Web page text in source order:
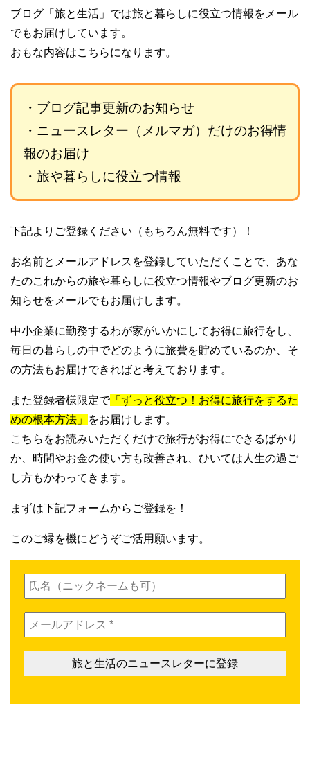
ブログ「旅と生活」では旅と暮らしに役立つ情報をメール
でもお届けしています。
おもな内容はこちらになります。
・ブログ記事更新のお知らせ
・ニュースレター（メルマガ）だけのお得情
報のお届け
・旅や暮らしに役立つ情報
下記よりご登録ください（もちろん無料です）！
お名前とメールアドレスを登録していただくことで、あな
たのこれからの旅や暮らしに役立つ情報やブログ更新のお
知らせをメールでもお届けします。
中小企業に勤務するわが家がいかにしてお得に旅行をし、
毎日の暮らしの中でどのように旅費を貯めているのか、そ
の方法もお届けできればと考えております。
また登録者様限定で 「ずっと役立つ！お得に旅行をするた
めの根本方法」
をお届けします。
こちらをお読みいただくだけで旅行がお得にできるばかり
か、時間やお金の使い方も改善され、ひいては人生の過ご
し方もかわってきます。
まずは下記フォームからご登録を！
このご縁を機にどうぞご活用願います。
氏
名
（ニ
ッ
ク
も
ー
ル
ド